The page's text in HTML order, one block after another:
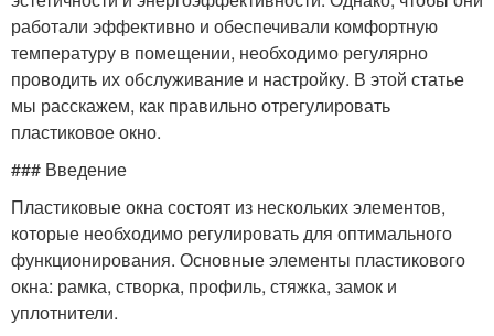
работали эффективно и обеспечивали комфортную
температуру в помещении, необходимо регулярно
проводить их обслуживание и настройку. В этой статье
мы расскажем, как правильно отрегулировать
пластиковое окно.
### Введение
Пластиковые окна состоят из нескольких элементов,
которые необходимо регулировать для оптимального
функционирования. Основные элементы пластикового
окна: рамка, створка, профиль, стяжка, замок и
уплотнители.